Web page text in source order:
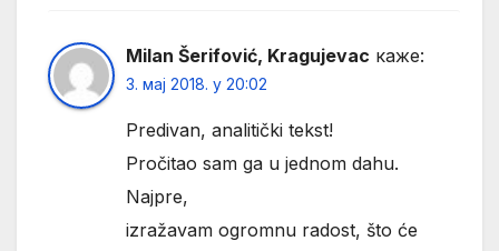
Milan Šerifović, Kragujevac каже:
3. мај 2018. у 20:02
Predivan, analitički tekst!
Pročitao sam ga u jednom dahu.
Najpre,
izražavam ogromnu radost, što će